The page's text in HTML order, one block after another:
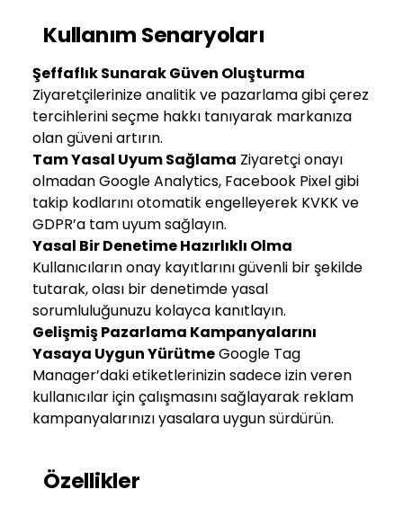
Kullanım Senaryoları
Şeffaflık Sunarak Güven Oluşturma
Ziyaretçilerinize analitik ve pazarlama gibi çerez
tercihlerini seçme hakkı tanıyarak markanıza
olan güveni artırın.
Tam Yasal Uyum Sağlama Ziyaretçi onayı
olmadan Google Analytics, Facebook Pixel gibi
takip kodlarını otomatik engelleyerek KVKK ve
GDPR’a tam uyum sağlayın.
Yasal Bir Denetime Hazırlıklı Olma
Kullanıcıların onay kayıtlarını güvenli bir şekilde
tutarak, olası bir denetimde yasal
sorumluluğunuzu kolayca kanıtlayın.
Gelişmiş Pazarlama Kampanyalarını
Yasaya Uygun YürütmeGoogle Tag
Manager’daki etiketlerinizin sadece izin veren
kullanıcılar için çalışmasını sağlayarak reklam
kampanyalarınızı yasalara uygun sürdürün.
Özellikler